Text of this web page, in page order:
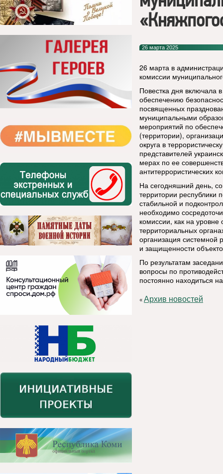
26 марта 2025
26 марта в
комиссии
Повестка дня включала
обеспечению
посвященных
муниципальными
мероприятий по
(территории),
округа в
представителей
мерах по ее
антитеррористических
На сегодняшний день,
территории республики
стабильной и
необходимо
комиссии, как на
территориальных
организация
и защищенности
По результатам
вопросы по
постоянно находиться
«Архив новостей